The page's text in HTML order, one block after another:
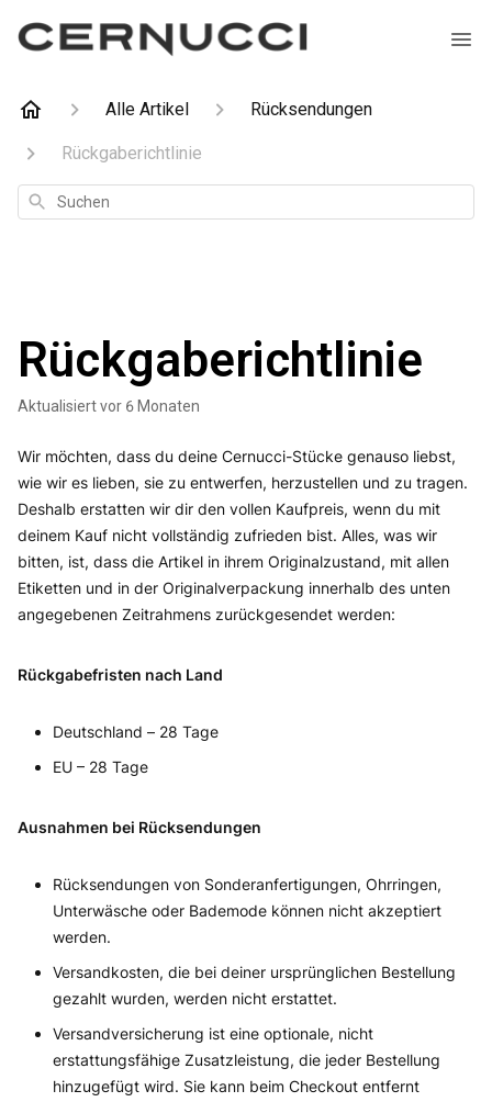
Alle Artikel Rücksendungen
Rückgaberichtlinie
Suchen
Rückgaberichtlinie
Aktualisiertvor 6 Monaten
Wir möchten, dass du deine Cernucci-Stücke genauso liebst,
wie wir es lieben, sie zu entwerfen, herzustellen und zu tragen.
Deshalb erstatten wir dir den vollen Kaufpreis, wenn du mit
deinem Kauf nicht vollständig zufrieden bist. Alles, was wir
bitten, ist, dass die Artikel in ihrem Originalzustand, mit allen
Etiketten und in der Originalverpackung innerhalb des unten
angegebenen Zeitrahmens zurückgesendet werden:
Rückgabefristen nach Land
Deutschland – 28 Tage
EU – 28 Tage
Ausnahmen bei Rücksendungen
Rücksendungen von Sonderanfertigungen, Ohrringen,
Unterwäsche oder Bademode können nicht akzeptiert
werden.
Versandkosten, die bei deiner ursprünglichen Bestellung
gezahlt wurden, werden nicht erstattet.
Versandversicherung ist eine optionale, nicht
erstattungsfähige Zusatzleistung, die jeder Bestellung
hinzugefügt wird. Sie kann beim Checkout entfernt